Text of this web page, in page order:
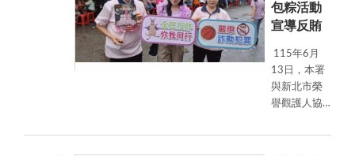
包粽活動
宣導反賄
115年6月
13日，本署
與新北市榮
譽觀護人協
民端午節包